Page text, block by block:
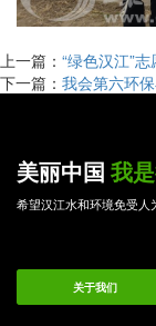
上一篇： “绿色汉江”
下一篇： 我会第六环
美丽中国 我
希望汉江水和环境免受人
关于我们